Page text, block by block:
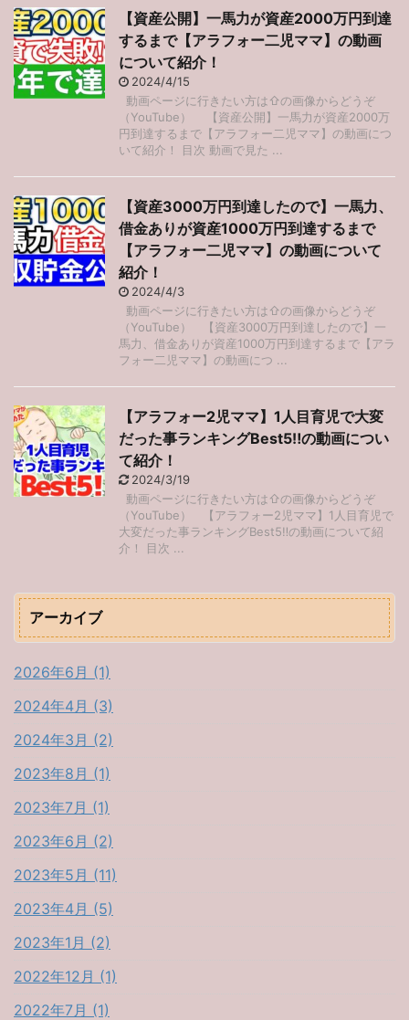
【資産公開】一馬力が資産2000万円到達
するまで【アラフォー二児ママ】の動画
について紹介！
2024/4/15
動画ページに行きたい方は⇧の画像からどうぞ
（YouTube） 【資産公開】一馬力が資産2000万
円到達するまで【アラフォー二児ママ】の動画につ
いて紹介！ 目次 動画で見た ...
【資産3000万円到達したので】一馬力、
借金ありが資産1000万円到達するまで
【アラフォー二児ママ】の動画について
紹介！
2024/4/3
動画ページに行きたい方は⇧の画像からどうぞ
（YouTube） 【資産3000万円到達したので】一
馬力、借金ありが資産1000万円到達するまで【アラ
フォー二児ママ】の動画につ ...
【アラフォー2児ママ】1人目育児で大変
だった事ランキングBest5‼︎の動画につい
て紹介！
2024/3/19
動画ページに行きたい方は⇧の画像からどうぞ
（YouTube） 【アラフォー2児ママ】1人目育児で
大変だった事ランキングBest5‼︎の動画について紹
介！ 目次 ...
アーカイブ
2026年6月 (1)
2024年4月 (3)
2024年3月 (2)
2023年8月 (1)
2023年7月 (1)
2023年6月 (2)
2023年5月 (11)
2023年4月 (5)
2023年1月 (2)
2022年12月 (1)
2022年7月 (1)